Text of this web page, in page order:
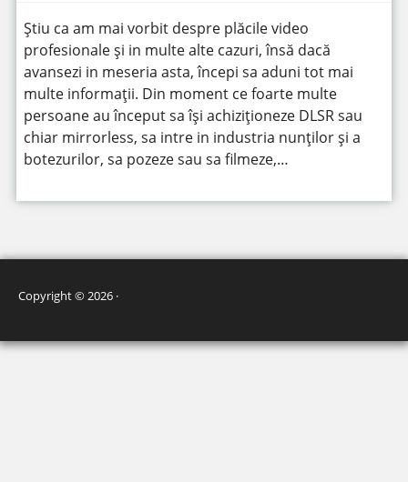
Știu ca am mai vorbit despre plăcile video
profesionale și in multe alte cazuri, însă dacă
avansezi in meseria asta, începi sa aduni tot mai
multe informații. Din moment ce foarte multe
persoane au început sa își achiziționeze DLSR sau
chiar mirrorless, sa intre in industria nunților și a
botezurilor, sa pozeze sau sa filmeze,…
Copyright © 2026 ·